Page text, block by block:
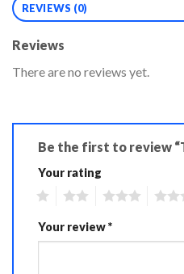
REVIEWS (0)
Reviews
There are no reviews yet.
Be the first to review
Your rating
Your review*